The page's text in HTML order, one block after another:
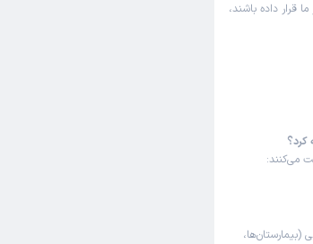
قرار داده باشند،
کرد؟
می‌کنند:
(بیمارستان‌ها،